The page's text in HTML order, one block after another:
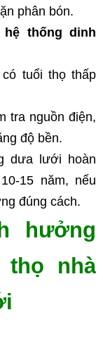
phân bón.
thống dinh
tuổi thọ thấp
tra nguồn điện,
độ bền.
dưa lưới hoàn
15 năm, nếu
đúng cách.
hưởng
nhà